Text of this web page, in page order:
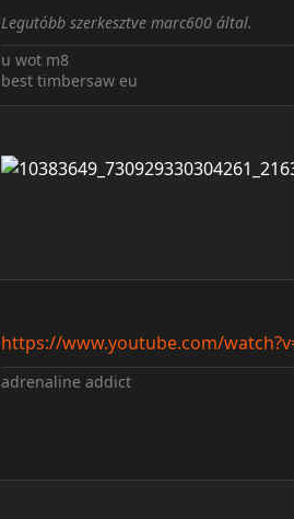
Legutóbb szerkesztve marc600 által.
u wot m8
best timbersaw eu
https://www.youtube.com/
adrenaline addict